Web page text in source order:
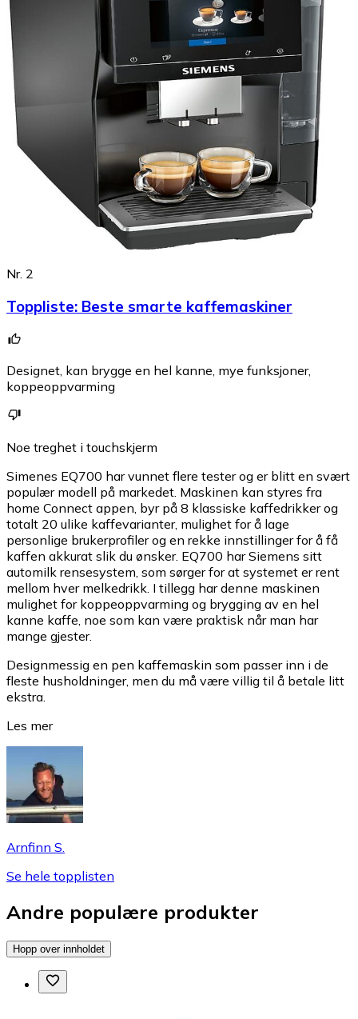
Nr. 2
Toppliste: Beste smarte kaffemaskiner
Designet, kan brygge en hel kanne, mye funksjoner,
koppeoppvarming
Noe treghet i touchskjerm
Simenes EQ700 har vunnet flere tester og er blitt en svært
populær modell på markedet. Maskinen kan styres fra
home Connect appen, byr på 8 klassiske kaffedrikker og
totalt 20 ulike kaffevarianter, mulighet for å lage
personlige brukerprofiler og en rekke innstillinger for å få
kaffen akkurat slik du ønsker. EQ700 har Siemens sitt
automilk rensesystem, som sørger for at systemet er rent
mellom hver melkedrikk. I tillegg har denne maskinen
mulighet for koppeoppvarming og brygging av en hel
kanne kaffe, noe som kan være praktisk når man har
mange gjester.
Designmessig en pen kaffemaskin som passer inn i de
fleste husholdninger, men du må være villig til å betale litt
ekstra.
Les mer
Arnfinn S.
Se hele topplisten
Andre populære produkter
Hopp over innholdet